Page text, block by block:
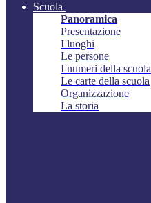
Scuola
Panoramica
Presentazione
I luoghi
Le persone
I numeri della scuola
Le carte della scuola
Organizzazione
La storia